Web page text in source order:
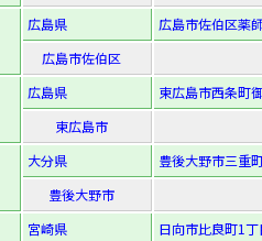
広島県
広島市佐伯区薬
広島市佐伯区
広島県
東広島市西条町
東広島市
大分県
豊後大野市三重
豊後大野市
宮崎県
日向市比良町1